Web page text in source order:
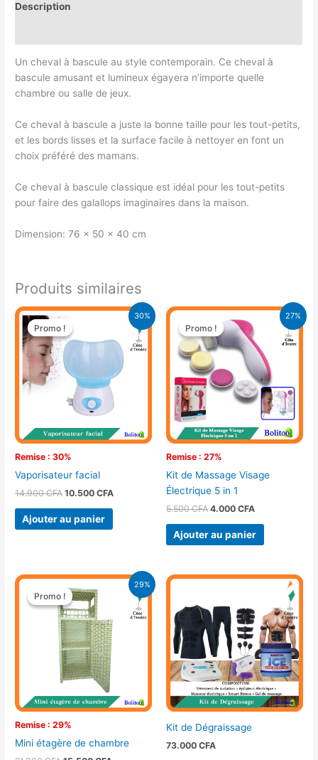
Description
Un cheval à bascule au style contemporain. Ce cheval à
bascule amusant et lumineux égayera n’importe quelle
chambre ou salle de jeux.
Ce cheval à bascule a juste la bonne taille pour les tout-petits,
et les bords lisses et la surface facile à nettoyer en font un
choix préféré des mamans.
Ce cheval à bascule classique est idéal pour les tout-petits
pour faire des galallops imaginaires dans la maison.
Dimension: 76 x 50 x 40 cm
Produits similaires
30%
Promo !
Remise : 30%
Promo !
Vaporisateur facial
14.900CFA
Le
initial
était :
10.500CFA
Le
prix
actuel
est :
10.500 CFA.
Ajouter au panier
27%
Promo !
Remise : 27%
Promo !
Kit de Massage Visage
Électrique 5 in 1
5.500CFA
Le
prix
initial
était :
5.500 CFA.
4.000 CFA
Le
est :
4.000 CFA.
Ajouter au panier
29%
Promo !
Remise : 29%
Promo !
Mini étagère de chambre
Le
prix
initial
était :
21.900 CFA.
Le
actuel
15.500 CFA.
Kit de Dégraissage
73.000 CFA